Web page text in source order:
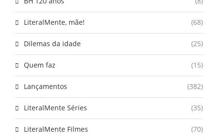
LiteralMente, mãe! (68)
Dilemas da idade (25)
Quem faz (15)
Lançamentos (382)
LiteralMente Séries (35)
LiteralMente Filmes (70)